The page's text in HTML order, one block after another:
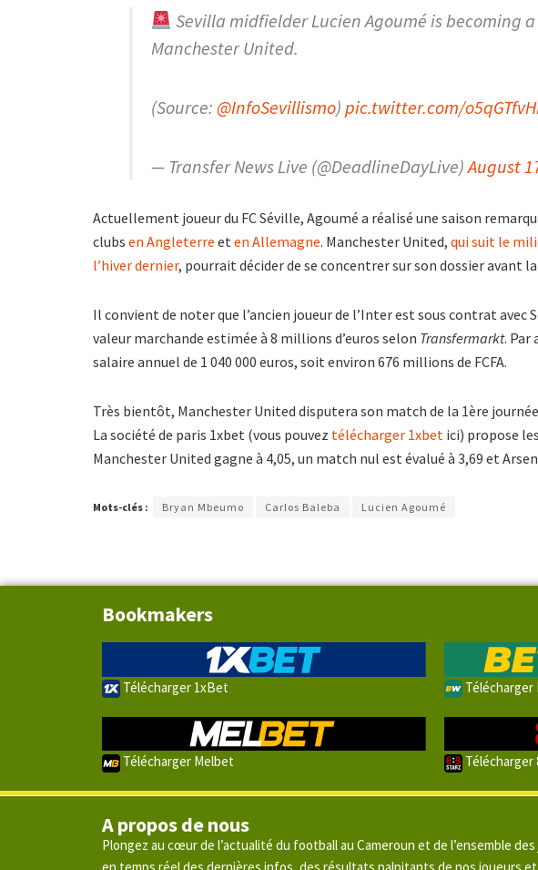
Sevilla midfielder Lucien Agoumé is becoming
Manchester United.
(Source: @InfoSevillismo) pic.twitter.com/
— Transfer News Live (@DeadlineDayLive)August
Actuellement joueur du FC Séville, Agoumé a réalisé une saison
clubs en Angleterre eten Allemagne. Manchester United, qui suit le
l’hiver dernier, pourrait décider de se concentrer sur son dossier avant
Il convient de noter que l’ancien joueur de l’Inter est sous contrat avec
valeur marchande estimée à 8 millions d’euros selon Transfermarkt. Par
salaire annuel de 1 040 000 euros, soit environ 676 millions de FCFA.
Très bientôt, Manchester United disputera son match de la 1ère
La société de paris 1xbet (vous pouvez télécharger 1xbet ici) propose
Manchester United gagne à 4,05, un match nul est évalué à 3,69 et
Mots-clés : Bryan Mbeumo Carlos Baleba Lucien Agoumé
Bookmakers
Télécharger 1xBet
Télécharger Melbet Télécharger
A propos de nous
Plongez au cœur de l’actualité du football au Cameroun et de l’ensemble